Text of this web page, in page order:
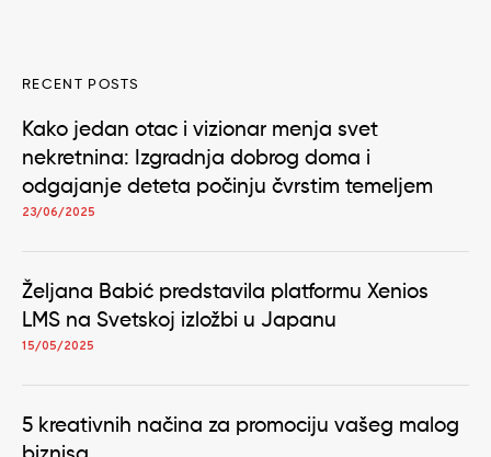
RECENT POSTS
Kako jedan otac i vizionar menja svet
nekretnina: Izgradnja dobrog doma i
odgajanje deteta počinju čvrstim temeljem
23/06/2025
Željana Babić predstavila platformu Xenios
LMS na Svetskoj izložbi u Japanu
15/05/2025
5 kreativnih načina za promociju vašeg malog